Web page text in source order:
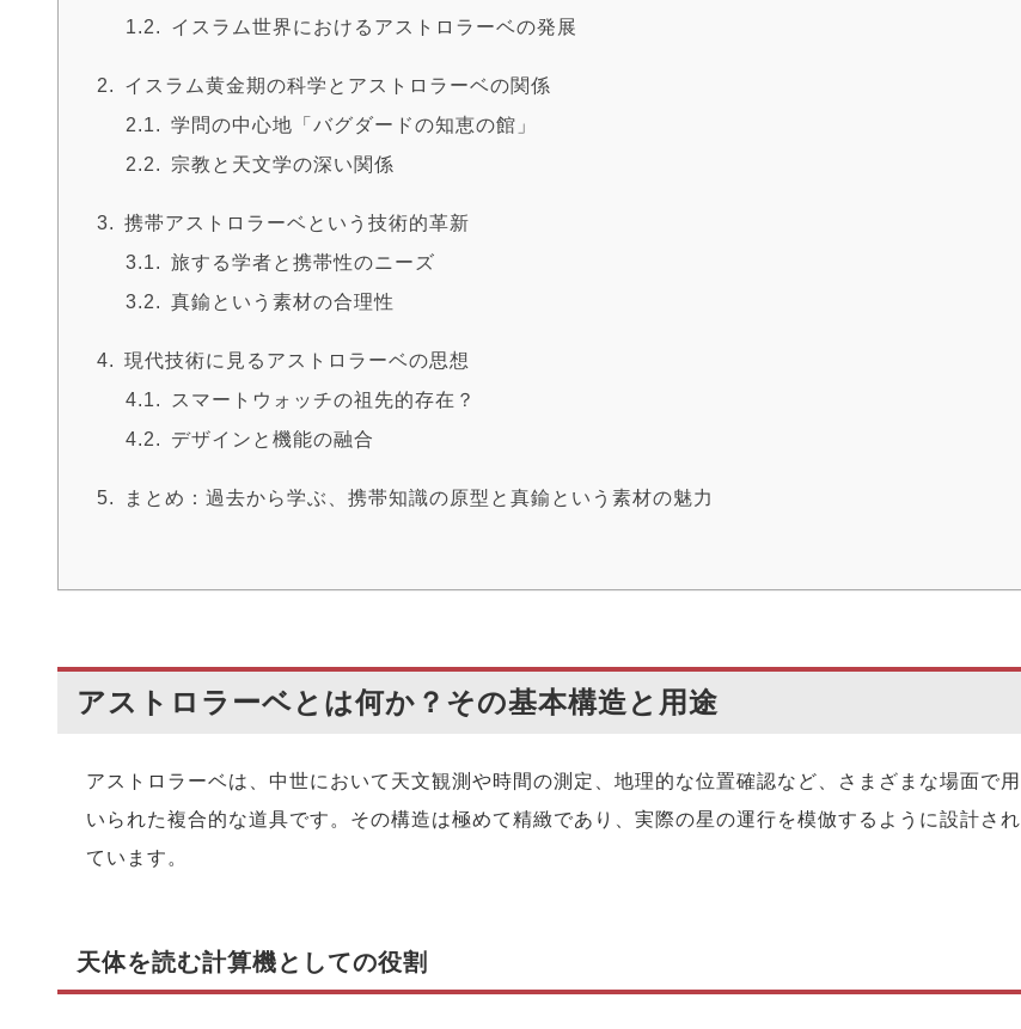
イスラム世界におけるアストロラーベの発展
イスラム黄金期の科学とアストロラーベの関係
学問の中心地「バグダードの知恵の館」
宗教と天文学の深い関係
携帯アストロラーベという技術的革新
旅する学者と携帯性のニーズ
真鍮という素材の合理性
現代技術に見るアストロラーベの思想
スマートウォッチの祖先的存在？
デザインと機能の融合
まとめ：過去から学ぶ、携帯知識の原型と真鍮という素材の魅力
アストロラーベとは何か？その基本構造と用途
アストロラーベは、中世において天文観測や時間の測定、地理的な位置確認など、さまざまな場面で用
いられた複合的な道具です。その構造は極めて精緻であり、実際の星の運行を模倣するように設計され
ています。
天体を読む計算機としての役割